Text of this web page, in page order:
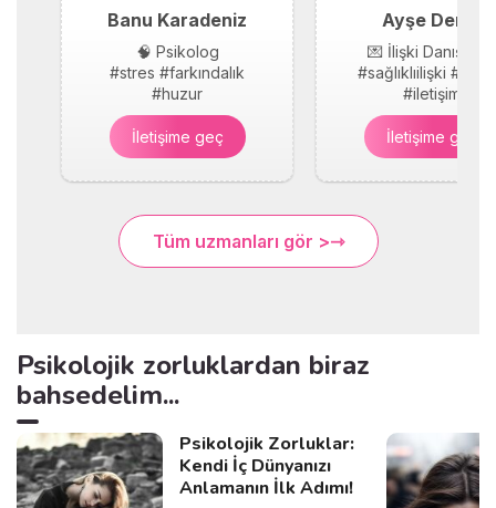
Banu Karadeniz
🧠 Psikolog
#stres #farkındalık
#huzur
İletişime geç
Ayşe Demir
💌 İlişki Danışmanı
#sağlıklıilişki
#iletişim
İletişime geç
Tüm uzmanları gör >
Psikolojik zorluklardan biraz
bahsedelim...
Psikolojik Zorluklar:
Kendi İç Dünyanızı
Anlamanın İlk Adımı!